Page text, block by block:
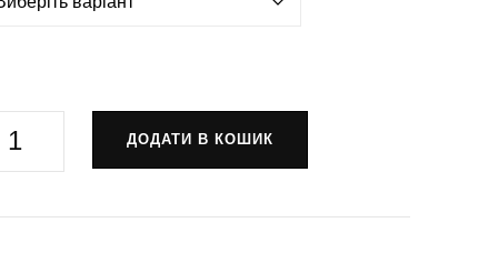
ДОДАТИ В КОШИК